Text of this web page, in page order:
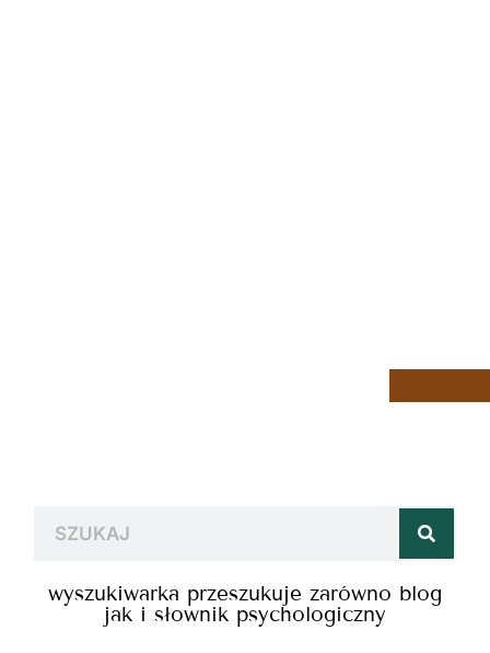
wyszukiwarka przeszukuje zarówno blog
jak i słownik psychologiczny